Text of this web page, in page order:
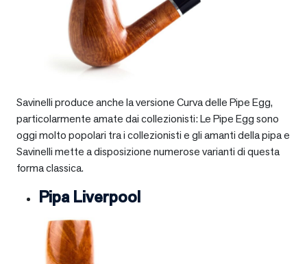
Savinelli produce anche la versione Curva delle Pipe Egg,
particolarmente amate dai collezionisti: Le Pipe Egg sono
oggi molto popolari tra i collezionisti e gli amanti della pipa e
Savinelli mette a disposizione numerose varianti di questa
forma classica.
Pipa Liverpool